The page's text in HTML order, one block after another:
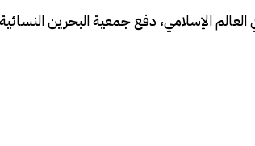
الإسلامي، دفع جمعية البحرين